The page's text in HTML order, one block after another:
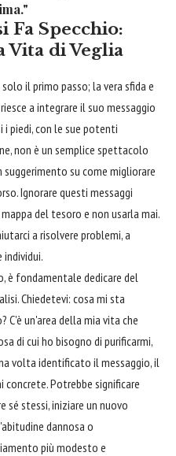
Fa Specchio:
di Veglia
il primo passo; la vera sfida e
a integrare il suo messaggio
i piedi, con le sue potenti
non è un semplice spettacolo
su come migliorare
Ignorare questi messaggi
del tesoro e non usarla mai.
a risolvere problemi, a
individui.
è fondamentale dedicare del
Chiedetevi: cosa mi sta
C'è un'area della mia vita che
di cui ho bisogno di purificarmi,
volta identificato il messaggio, il
concrete. Potrebbe significare
sé stessi, iniziare un nuovo
dannosa o
più modesto e